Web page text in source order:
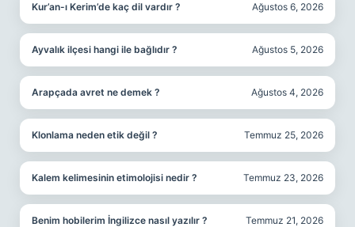
Kur’an-ı Kerim’de kaç dil vardır ? Ağustos 6, 2026
Ayvalık ilçesi hangi ile bağlıdır ? Ağustos 5, 2026
Arapçada avret ne demek ? Ağustos 4, 2026
Klonlama neden etik değil ? Temmuz 25, 2026
Kalem kelimesinin etimolojisi nedir ? Temmuz 23, 2026
Benim hobilerim İngilizce nasıl yazılır ? Temmuz 21, 2026